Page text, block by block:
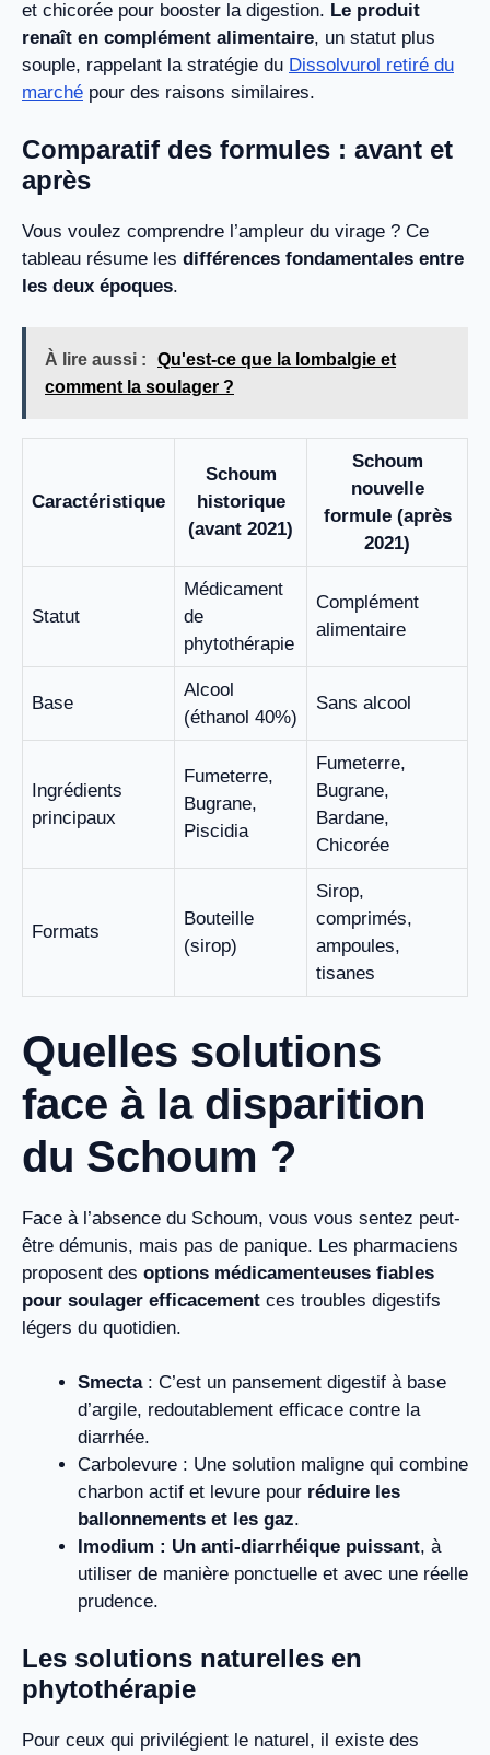
et chicorée pour booster la digestion. Le produit
renaît en complément alimentaire, un statut plus
souple, rappelant la stratégie du Dissolvurol retiré du
marché pour des raisons similaires.
Comparatif des formules : avant et
après
Vous voulez comprendre l’ampleur du virage ? Ce
tableau résume les différences fondamentales entre
les deux époques.
À lire aussi :
Qu'est-ce que la lombalgie et
comment la soulager ?
Caractéristique
Schoum
historique
(avant 2021)
Schoum
nouvelle
formule (après
2021)
Statut
Médicament
de
phytothérapie
Complément
alimentaire
Base
Alcool
(éthanol 40%)
Sans alcool
Ingrédients
principaux
Fumeterre,
Bugrane,
Piscidia
Fumeterre,
Bugrane,
Bardane,
Chicorée
Formats
Bouteille
(sirop)
Sirop,
comprimés,
ampoules,
tisanes
Quelles solutions
face à la disparition
du Schoum ?
Face à l’absence du Schoum, vous vous sentez peut-
être démunis, mais pas de panique. Les pharmaciens
proposent des options médicamenteuses fiables
pour soulager efficacement ces troubles digestifs
légers du quotidien.
Smecta: C’est un pansement digestif à base
d’argile, redoutablement efficace contre la
diarrhée.
Carbolevure : Une solution maligne qui combine
charbon actif et levure pour réduire les
ballonnements et les gaz.
Imodium : Un anti-diarrhéique puissant, à
utiliser de manière ponctuelle et avec une réelle
prudence.
Les solutions naturelles en
phytothérapie
Pour ceux qui privilégient le naturel, il existe des